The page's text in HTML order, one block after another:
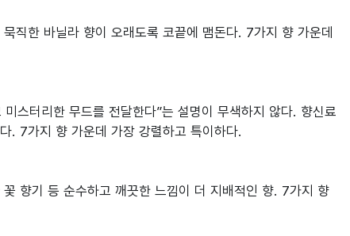
직한 바닐라 향이 오래도록 코끝에 맴돈다. 7가지 향 가운데
스터리한 무드를 전달한다”는 설명이 무색하지 않다. 향신료
. 7가지 향 가운데 가장 강렬하고 특이하다.
향기 등 순수하고 깨끗한 느낌이 더 지배적인 향. 7가지 향